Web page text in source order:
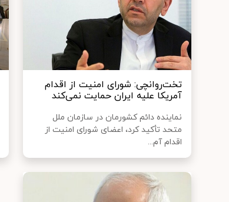
تخت‌روانچی:‌ شورای امنیت از اقدام
آمریکا علیه ایران حمایت نمی‌کند
نماینده دائم کشورمان در سازمان ملل
متحد تأکید کرد، اعضای شورای امنیت از
اقدام آم...